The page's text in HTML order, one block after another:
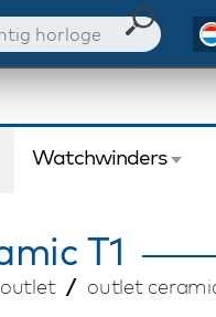
Watchwinders
T1
outlet outlet